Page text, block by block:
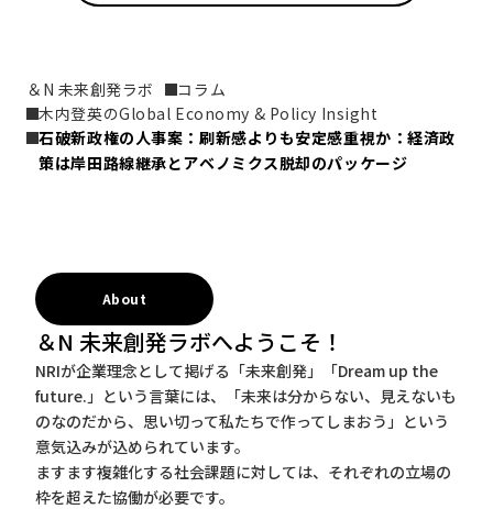
＆N 未来創発ラボ
コラム
木内登英のGlobal Economy & Policy Insight
石破新政権の人事案：刷新感よりも安定感重視か：経済政
策は岸田路線継承とアベノミクス脱却のパッケージ
About
＆N 未来創発ラボへようこそ！
NRIが企業理念として掲げる「未来創発」「Dream up the
future.」という言葉には、「未来は分からない、見えないも
のなのだから、思い切って私たちで作ってしまおう」という
意気込みが込められています。
ますます複雑化する社会課題に対しては、それぞれの立場の
枠を超えた協働が必要です。